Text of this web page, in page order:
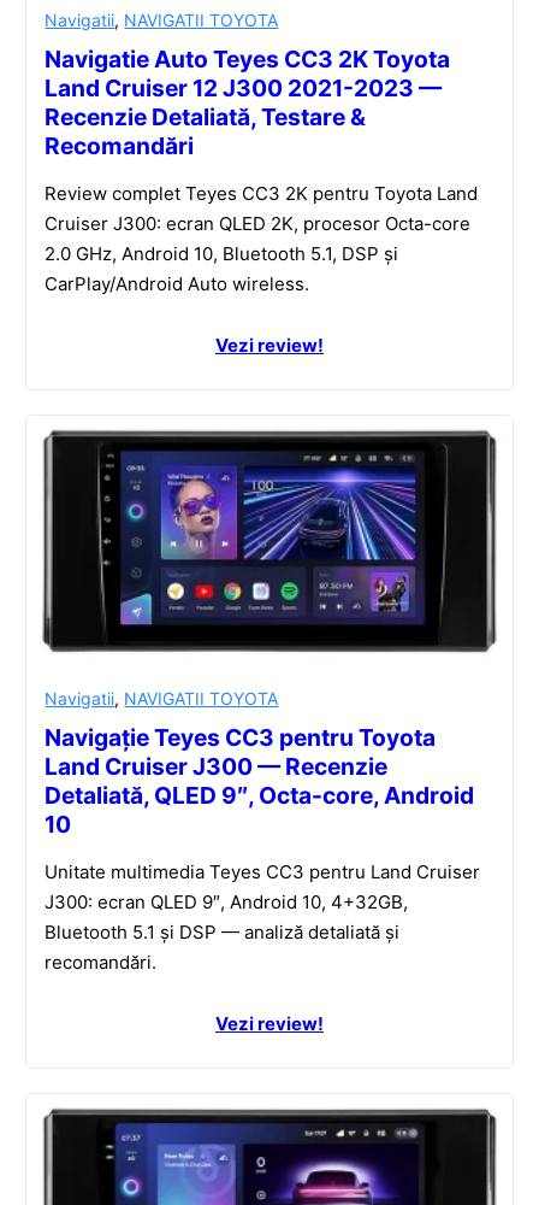
Navigatii, NAVIGATII TOYOTA
Navigatie Auto Teyes CC3 2K Toyota
Land Cruiser 12 J300 2021-2023 —
Recenzie Detaliată, Testare &
Recomandări
Review complet Teyes CC3 2K pentru Toyota Land
Cruiser J300: ecran QLED 2K, procesor Octa-core
2.0 GHz, Android 10, Bluetooth 5.1, DSP și
CarPlay/Android Auto wireless.
Vezi review!
Navigatii, NAVIGATII TOYOTA
Navigație Teyes CC3 pentru Toyota
Land Cruiser J300 — Recenzie
Detaliată, QLED 9″, Octa-core, Android
10
Unitate multimedia Teyes CC3 pentru Land Cruiser
J300: ecran QLED 9″, Android 10, 4+32GB,
Bluetooth 5.1 și DSP — analiză detaliată și
recomandări.
Vezi review!